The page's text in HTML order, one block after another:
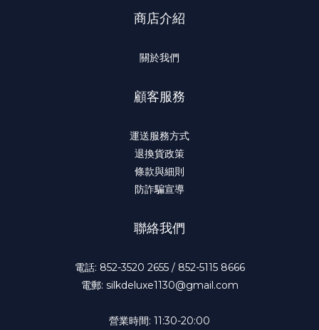
商店介紹
關於我們
顧客服務
運送服務方式
退換貨政策
條款與細則
防詐騙宣導
聯絡我們
電話: 852-3520 2655 / 852-5115 8666
電郵: silkdeluxe1130@gmail.com
營業時間: 11:30-20:00